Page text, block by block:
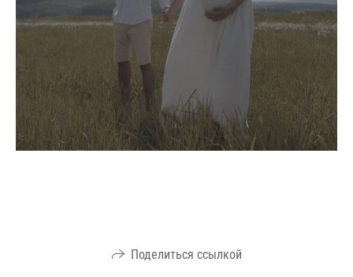
Поделиться ссылкой